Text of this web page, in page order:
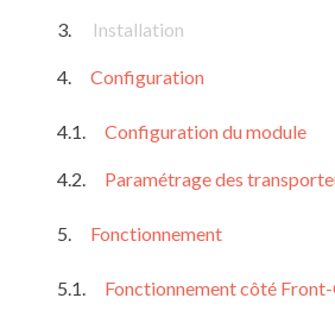
Installation
Configuration
Configuration du module
Paramétrage des
Fonctionnement
Fonctionnement côté